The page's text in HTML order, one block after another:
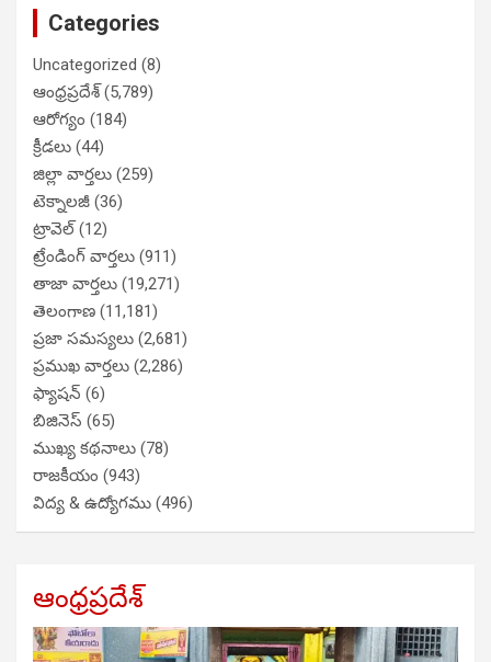
Categories
Uncategorized (8)
ఆంధ్రప్రదేశ్(5,789)
ఆరోగ్యం (184)
క్రీడలు (44)
జిల్లా వార్తలు (259)
టెక్నాలజీ (36)
ట్రావెల్(12)
ట్రేండింగ్ వార్తలు (911)
తాజా వార్తలు (19,271)
తెలంగాణ (11,181)
ప్రజా సమస్యలు (2,681)
ప్రముఖ వార్తలు (2,286)
ఫ్యాషన్ (6)
బిజినెస్ (65)
ముఖ్య కథనాలు (78)
రాజకీయం (943)
విద్య & ఉద్యోగము (496)
ఆంధ్రప్రదేశ్